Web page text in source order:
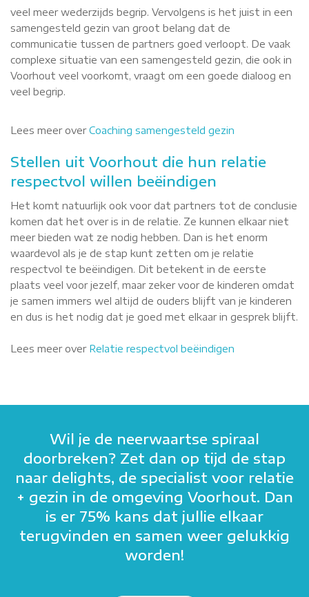
veel meer wederzijds begrip. Vervolgens is het juist in een
samengesteld gezin van groot belang dat de
communicatie tussen de partners goed verloopt. De vaak
complexe situatie van een samengesteld gezin, die ook in
Voorhout veel voorkomt, vraagt om een goede dialoog en
veel begrip.
Lees meer overCoaching samengesteld gezin
Stellen uit Voorhout die hun relatie
respectvol willen beëindigen
Het komt natuurlijk ook voor dat partners tot de conclusie
komen dat het over is in de relatie. Ze kunnen elkaar niet
meer bieden wat ze nodig hebben. Dan is het enorm
waardevol als je de stap kunt zetten om je relatie
respectvol te beëindigen. Dit betekent in de eerste
plaats veel voor jezelf, maar zeker voor de kinderen omdat
je samen immers wel altijd de ouders blijft van je kinderen
en dus is het nodig dat je goed met elkaar in gesprek blijft.
Lees meer over Relatie respectvol beëindigen
Wil je de neerwaartse spiraal
doorbreken? Zet dan op tijd de stap
naar delights, de specialist voor relatie
+ gezin in de omgeving Voorhout. Dan
is er 75% kans dat jullie elkaar
terugvinden en samen weer gelukkig
worden!